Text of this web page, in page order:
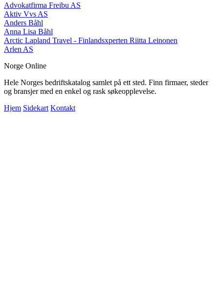
Advokatfirma Freibu AS
Aktiv Vvs AS
Anders Båhl
Anna Lisa Båhl
Arctic Lapland Travel - Finlandsxperten Riitta Leinonen
Arlen AS
Norge Online
Hele Norges bedriftskatalog samlet på ett sted. Finn firmaer, steder
og bransjer med en enkel og rask søkeopplevelse.
Hjem Sidekart Kontakt